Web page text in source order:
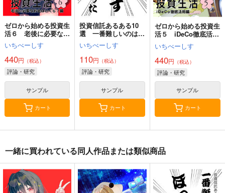
カート カート カート
わくわく餃子本っ！３
２
きまぐれな鮪亭
825円（税込）
評論・研究
AFEEマガジン第25号
AFEE エンターテイメ
ント表現の自由の会
1,210円（税込）
オタクの生活史
オタクの生活史
1,980 円（税込）
評論・研究
ゼロから始める投資生
活６ 老後に必要なお
金はいくら？編
いちべーしす
440円 （税込）
評論・研究
サンプル
カート
投資信託あるある10
選 一番難しいのはほ
ったらかすことだった
いちべーしす
110円 （税込）
評論・研究
サンプル
カート
ゼロから始める投資生
活５ iDeCo徹底活用
いちべーしす
440円 （税込）
評論・研究
サンプル
カート
一緒に買われている同人作品または類似商品